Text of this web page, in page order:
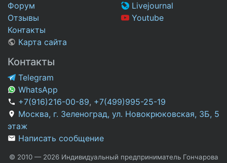
Форум
Отзывы
Контакты
Карта сайта
Livejournal
Youtube
Контакты
Telegram
WhatsApp
+7(916)216-00-89, +7(499)995-25-19
Москва, г. Зеленоград, ул. Новокрюковская, 3Б, 5
этаж
Написать сообщение
© 2010 — 2026 Индивидуальный предприниматель Гончарова